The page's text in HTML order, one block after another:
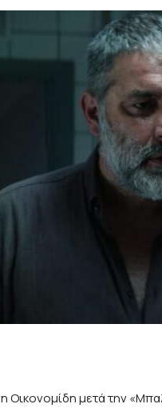
Οικονομίδη μετά την